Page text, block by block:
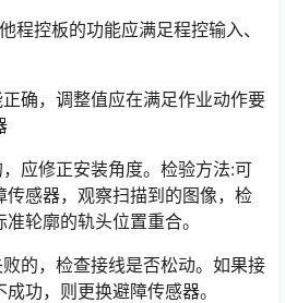
程控板的功能应满足程控输入、
确，调整值应在满足作业动作要
应修正安装角度。检验方法:可
传感器，观察扫描到的图像，检
轮廓的轨头位置重合。
的，检查接线是否松动。如果接
功，则更换避障传感器。